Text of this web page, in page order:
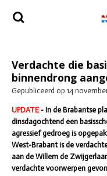
Ga
direct
Verdachte die
binnendrong
Gepubliceerd op 14
UPDATE - In de Brabantse
dinsdagochtend een
agressief gedroeg is
West-Brabant is de
aan de Willem de
verdachte voorwerpen